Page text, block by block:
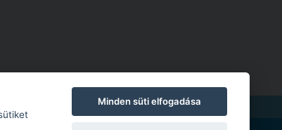
MODERÁLÁSI SZABÁLYZATMinden süti elfogadása